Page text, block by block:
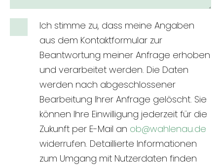
Pflichtfeld
Ich stimme zu, dass meine Angaben
aus dem Kontaktformular zur
Beantwortung meiner Anfrage erhoben
und verarbeitet werden. Die Daten
werden nach abgeschlossener
Bearbeitung Ihrer Anfrage gelöscht. Sie
können Ihre Einwilligung jederzeit für die
Zukunft per E-Mail an ob@wahlenau.de
widerrufen. Detaillierte Informationen
zum Umgang mit Nutzerdaten finden